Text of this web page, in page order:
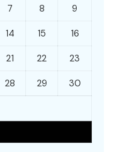
7 8 9
14 15 16
21 22 23
28 29 30